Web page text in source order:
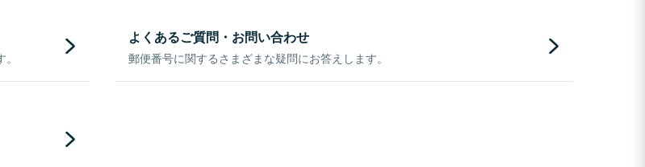
よくあるご質問・お問い合わせ
郵便番号に関するさまざまな疑問にお答えします。